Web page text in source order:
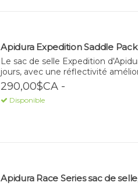
Apidura Expedition Saddle Pack
Le sac de selle Expedition
jours, avec une réflectivité
290,00$CA -
Disponible
Apidura Race Series sac de